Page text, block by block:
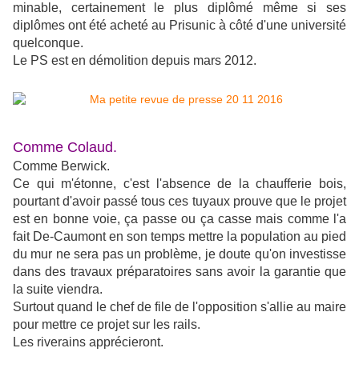
minable, certainement le plus diplômé même si ses
diplômes ont été acheté au Prisunic à côté d'une université
quelconque.
Le PS est en démolition depuis mars 2012.
Comme Colaud.
Comme Berwick.
Ce qui m'étonne, c'est l'absence de la chaufferie bois,
pourtant d'avoir passé tous ces tuyaux prouve que le projet
est en bonne voie, ça passe ou ça casse mais comme l'a
fait De-Caumont en son temps mettre la population au pied
du mur ne sera pas un problème, je doute qu'on investisse
dans des travaux préparatoires sans avoir la garantie que
la suite viendra.
Surtout quand le chef de file de l'opposition s'allie au maire
pour mettre ce projet sur les rails.
Les riverains apprécieront.